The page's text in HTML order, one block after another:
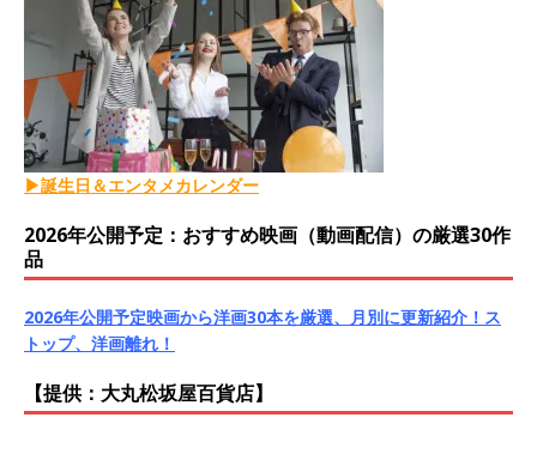
▶誕生日＆エンタメカレンダー
2026年公開予定：おすすめ映画（動画配信）の厳選30作
品
2026年公開予定映画から洋画30本を厳選、月別に更新紹介！ス
トップ、洋画離れ！
【提供：大丸松坂屋百貨店】